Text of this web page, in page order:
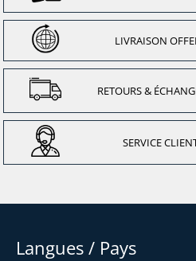
LIVRAISON
RETOURS &
SERVICE
Langues / Pays